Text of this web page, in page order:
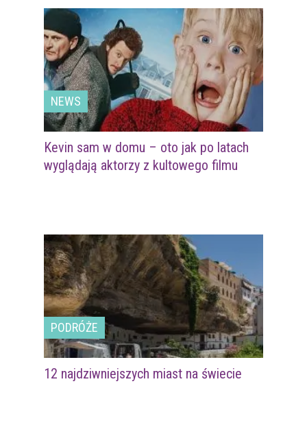
NEWS
Kevin sam w domu – oto jak po latach
wyglądają aktorzy z kultowego filmu
PODRÓŻE
12 najdziwniejszych miast na świecie